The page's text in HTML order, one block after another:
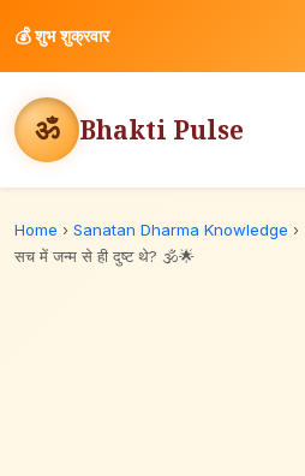
💰शुभ शुक्रवार
ॐ Bhakti Pulse
Home › Sanatan Dharma Knowledge ›
सच में जन्म से ही दुष्ट थे? 🕉️🌟